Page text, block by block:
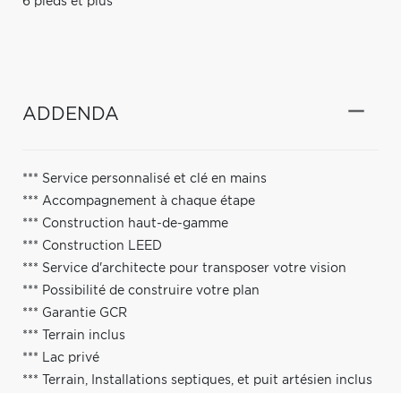
ADDENDA
*** Service personnalisé et clé en mains
*** Accompagnement à chaque étape
*** Construction haut-de-gamme
*** Construction LEED
*** Service d'architecte pour transposer votre vision
*** Possibilité de construire votre plan
*** Garantie GCR
*** Terrain inclus
*** Lac privé
*** Terrain, Installations septiques, et puit artésien inclus